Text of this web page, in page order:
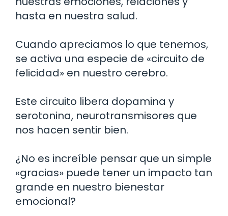
hasta en nuestra salud.
Cuando apreciamos lo que tenemos,
se activa una especie de «circuito de
felicidad» en nuestro cerebro.
Este circuito libera dopamina y
serotonina, neurotransmisores que
nos hacen sentir bien.
¿No es increíble pensar que un simple
«gracias» puede tener un impacto tan
grande en nuestro bienestar
emocional?